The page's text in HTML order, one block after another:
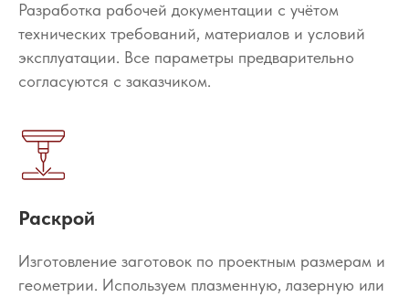
Разработка рабочей документации с учётом
технических требований, материалов и условий
эксплуатации. Все параметры предварительно
согласуются с заказчиком.
Раскрой
Изготовление заготовок по проектным размерам и
геометрии. Используем плазменную, лазерную или